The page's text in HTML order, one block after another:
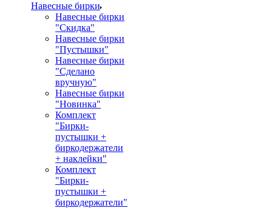
Навесные бирки
Навесные бирки
"Скидка"
Навесные бирки
"Пустышки"
Навесные бирки
"Сделано
вручную"
Навесные бирки
"Новинка"
Комплект
"Бирки-
пустышки +
биркодержатели
+ наклейки"
Комплект
"Бирки-
пустышки +
биркодержатели"